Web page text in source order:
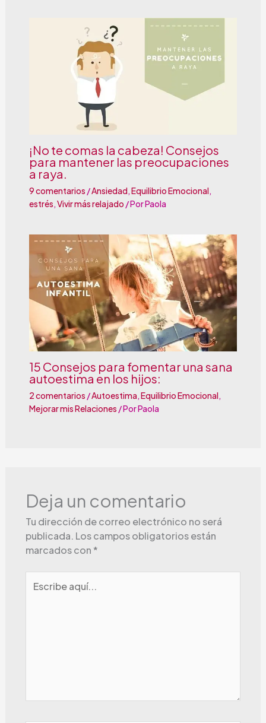
¡No te comas la cabeza! Consejos
para mantener las preocupaciones
a raya.
9 comentarios /Ansiedad,Equilibrio Emocional,
estrés,Vivir más relajado / PorPaola
15 Consejos para fomentar una sana
autoestima en los hijos:
2 comentarios /Autoestima,Equilibrio Emocional,
Mejorar mis Relaciones / PorPaola
Deja un comentario
Tu dirección de correo electrónico no será
publicada. Los campos obligatorios están
marcados con*
aquí...